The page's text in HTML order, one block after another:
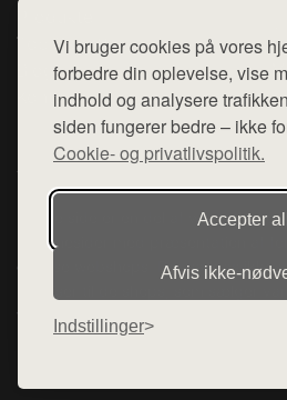
Vi bruger cookies på vores
forbedre din oplevelse, vise
indhold og analysere
siden fungerer bedre – ikke
Cookie- og privatlivspolitik.
Accepter
Afvis
Indstillinger
Top Rabatter
Blog
Kontakt
Denne side er en del af want.dk,
hjemmesider med præsentation af
diverse webshops. Der sælges ikke
henviser til de shops, som sælger
varerne på lager.